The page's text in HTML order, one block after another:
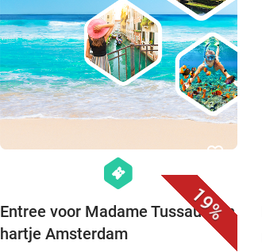
19%
favorite_border
hexagon
events
Entree voor Madame Tussauds in
hartje Amsterdam